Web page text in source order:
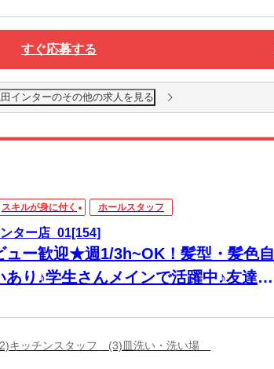
すぐ応募する
インターのその他の求人を見る
スキルが身に付く ホールスタッフ
ター店_01[154]
ー歓迎★週1/3h~OK！髪型・髪色自
あり♪学生さんメインで活躍中♪友達と
キッチンスタッフ (3)皿洗い・洗い場